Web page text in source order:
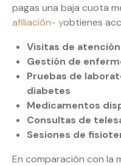
pagas una baja cuota
afiliación- yobtienes
Visitas de
Gestión de
Pruebas de
diabetes
Medicamentos
Consultas de
Sesiones de
En comparación con la